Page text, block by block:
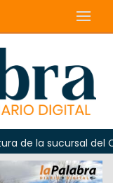
sucursal del Correo